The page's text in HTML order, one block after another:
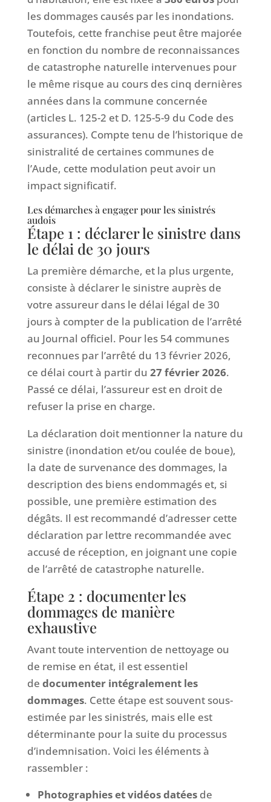
les dommages causés par les inondations.
Toutefois, cette franchise peut être majorée
en fonction du nombre de reconnaissances
de catastrophe naturelle intervenues pour
le même risque au cours des cinq dernières
années dans la commune concernée
(articles L. 125-2 et D. 125-5-9 du Code des
assurances). Compte tenu de l’historique de
sinistralité de certaines communes de
l’Aude, cette modulation peut avoir un
impact significatif.
Les démarches à engager pour les sinistrés
audois
Étape 1 : déclarer le sinistre dans
le délai de 30 jours
La première démarche, et la plus urgente,
consiste à déclarer le sinistre auprès de
votre assureur dans le délai légal de 30
jours à compter de la publication de l’arrêté
au Journal officiel. Pour les 54 communes
reconnues par l’arrêté du 13 février 2026,
ce délai court à partir du 27 février 2026.
Passé ce délai, l’assureur est en droit de
refuser la prise en charge.
La déclaration doit mentionner la nature du
sinistre (inondation et/ou coulée de boue),
la date de survenance des dommages, la
description des biens endommagés et, si
possible, une première estimation des
dégâts. Il est recommandé d’adresser cette
déclaration par lettre recommandée avec
accusé de réception, en joignant une copie
de l’arrêté de catastrophe naturelle.
Étape 2 : documenter les
dommages de manière
exhaustive
Avant toute intervention de nettoyage ou
de remise en état, il est essentiel
de documenter intégralement les
dommages. Cette étape est souvent sous-
estimée par les sinistrés, mais elle est
déterminante pour la suite du processus
d’indemnisation. Voici les éléments à
rassembler :
Photographies et vidéos datéesde